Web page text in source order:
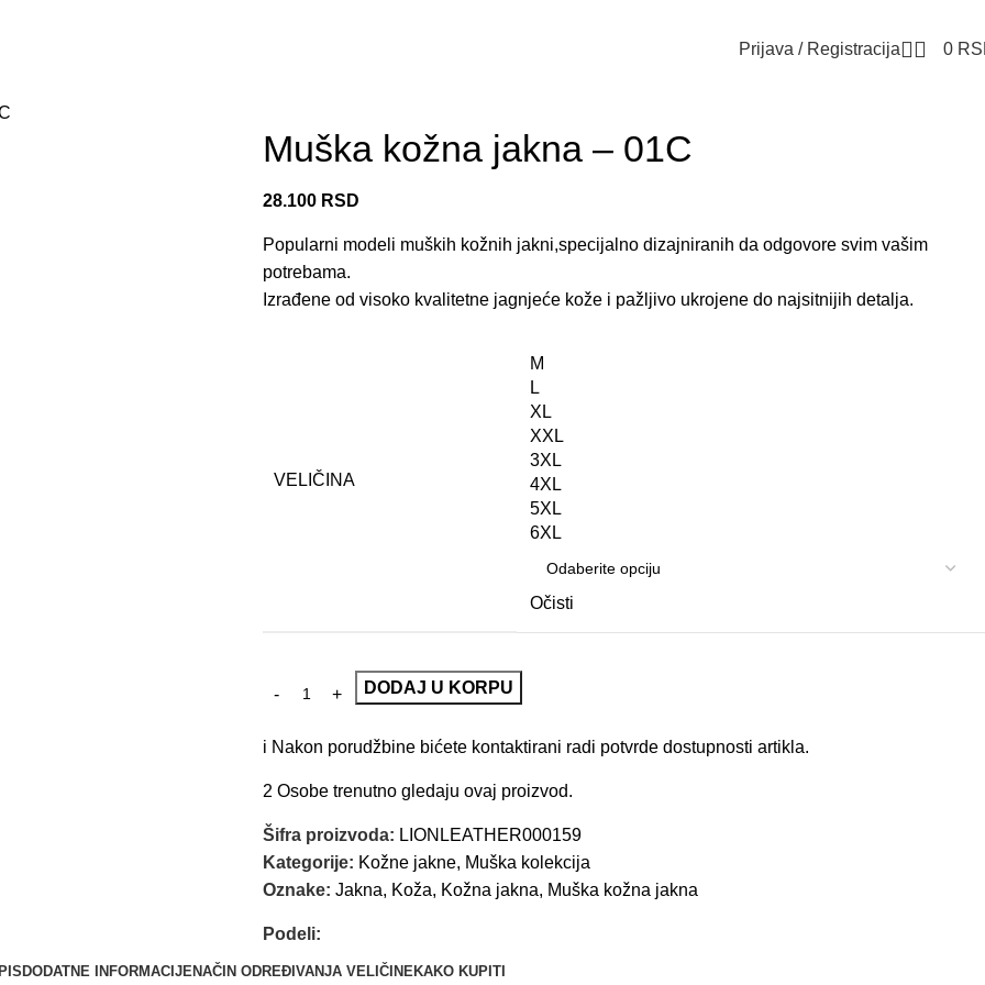
Prijava / Registracija 0
Muška kožna jakna – 01C
28.100 RSD
Popularni modeli muških kožnih jakni,specijalno dizajniranih da odgovore svim vašim
potrebama.
Izrađene od visoko kvalitetne jagnjeće kože i pažljivo ukrojene do najsitnijih detalja.
VELIČINA
M
L
XL
XXL
3XL
4XL
5XL
6XL
Očisti
DODAJ U KORPU
i Nakon porudžbine bićete kontaktirani radi potvrde dostupnosti artikla.
2 Osobe trenutno gledaju ovaj proizvod.
Šifra proizvoda: LIONLEATHER000159
Kategorije: Kožne jakne, Muška kolekcija
Oznake: Jakna, Koža, Kožna jakna, Muška kožna jakna
Podeli:
DODATNE INFORMACIJENAČIN ODREĐIVANJA VELIČINEKAKO KUPITI